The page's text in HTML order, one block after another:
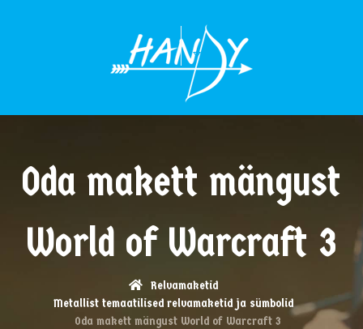
Oda makett mängust
World of Warcraft 3
Relvamaketid
Metallist temaatilised relvamaketid ja sümbolid
Oda makett mängust World of Warcraft 3